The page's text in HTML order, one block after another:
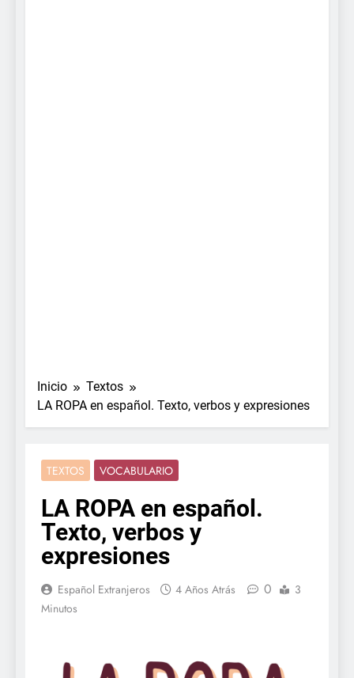
Inicio
Textos
LA ROPA en español. Texto, verbos y expresiones
TEXTOS VOCABULARIO
LA ROPA en español.
Texto, verbos y
expresiones
Español Extranjeros 4 Años Atrás 0
3
Minutos